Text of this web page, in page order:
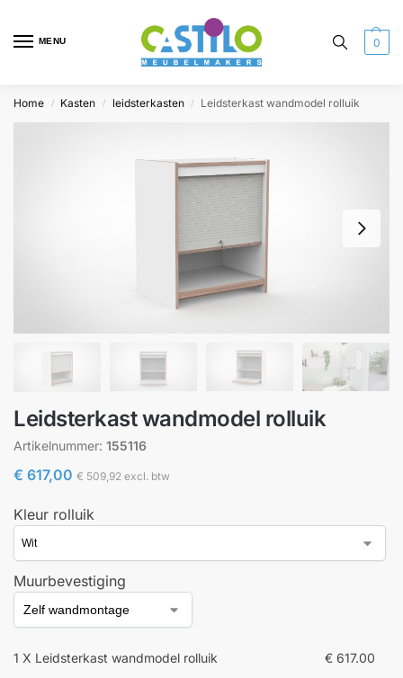
MENU 0
Home / Kasten / leidsterkasten / Leidsterkast wandmodel rolluik
Leidsterkast wandmodel rolluik
Artikelnummer: 155116
€ 617,00 € 509,92 excl. btw
Kleur rolluik
Muurbevestiging
1 X Leidsterkast wandmodel rolluik € 617.00